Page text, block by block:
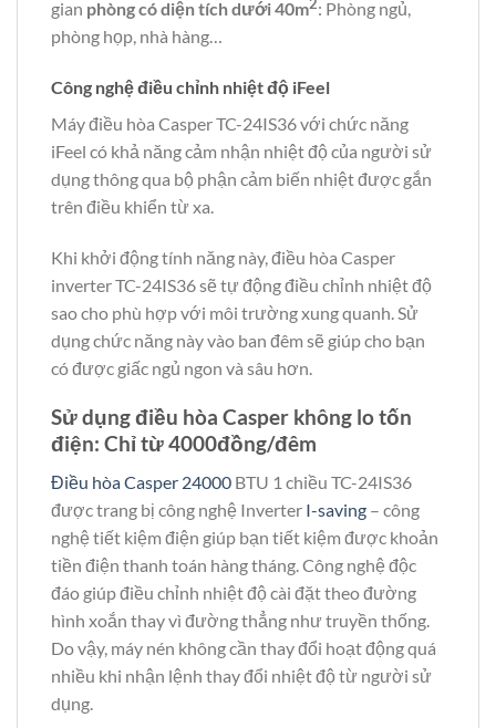
gian phòng có diện tích dưới 40m : Phòng ngủ,
phòng họp, nhà hàng…
Công nghệ điều chỉnh nhiệt độ iFeel
Máy điều hòa Casper TC-24IS36 với chức năng
iFeel có khả năng cảm nhận nhiệt độ của người sử
dụng thông qua bộ phận cảm biến nhiệt được gắn
trên điều khiển từ xa.
Khi khởi động tính năng này, điều hòa Casper
inverter TC-24IS36 sẽ tự động điều chỉnh nhiệt độ
sao cho phù hợp với môi trường xung quanh. Sử
dụng chức năng này vào ban đêm sẽ giúp cho bạn
có được giấc ngủ ngon và sâu hơn.
Sử dụng điều hòa Casper không lo tốn
điện: Chỉ từ 4000đồng/đêm
Điều hòa Casper 24000 BTU 1 chiều TC-24IS36
được trang bị công nghệ Inverter I-saving – công
nghệ tiết kiệm điện giúp bạn tiết kiệm được khoản
tiền điện thanh toán hàng tháng. Công nghệ độc
đáo giúp điều chỉnh nhiệt độ cài đặt theo đường
hình xoắn thay vì đường thẳng như truyền thống.
Do vậy, máy nén không cần thay đổi hoạt động quá
nhiều khi nhận lệnh thay đổi nhiệt độ từ người sử
dụng.